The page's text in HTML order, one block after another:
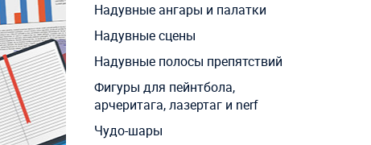
Надувные ангары и палатки
Надувные сцены
Надувные полосы препятствий
Фигуры для пейнтбола,
арчеритага, лазертаг и nerf
Чудо-шары